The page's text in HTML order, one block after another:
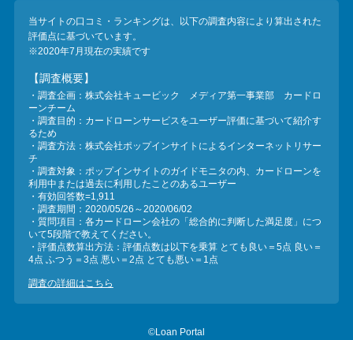
当サイトの口コミ・ランキングは、以下の調査内容により算出された
評価点に基づいています。
※2020年7月現在の実績です
【調査概要】
・調査企画：株式会社キュービック メディア第一事業部 カードロ
ーンチーム
・調査目的：カードローンサービスをユーザー評価に基づいて紹介す
るため
・調査方法：株式会社ポップインサイトによるインターネットリサー
チ
・調査対象：ポップインサイトのガイドモニタの内、カードローンを
利用中または過去に利用したことのあるユーザー
・有効回答数=1,911
・調査期間：2020/05/26～2020/06/02
・質問項目：各カードローン会社の「総合的に判断した満足度」につ
いて5段階で教えてください。
・評価点数算出方法：評価点数は以下を乗算 とても良い＝5点 良い＝
4点 ふつう＝3点 悪い＝2点 とても悪い＝1点
調査の詳細はこちら
©Loan Portal